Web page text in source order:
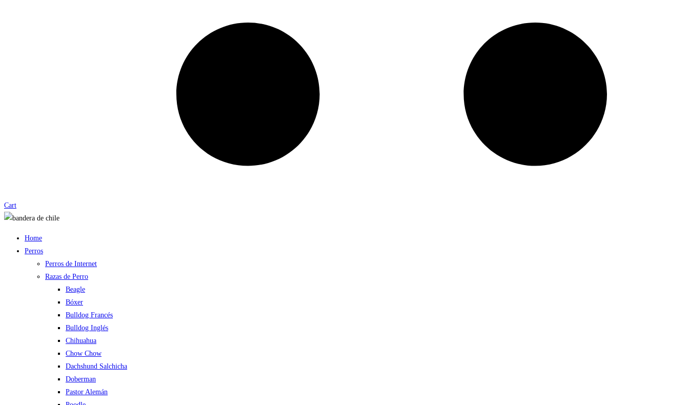
Cart
Home
Perros
Perros de Internet
Razas de Perro
Beagle
Bóxer
Bulldog Francés
Bulldog Inglés
Chihuahua
Chow Chow
Dachshund Salchicha
Doberman
Pastor Alemán